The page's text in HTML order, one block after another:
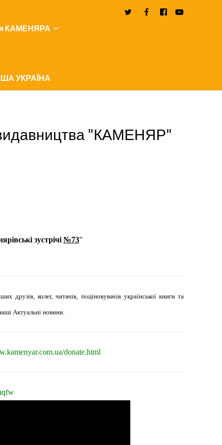
КАМЕНЯРА
УКРАЇНА
видавництва "КАМЕНЯР"
зустрічі №73"
друзів, колег, читачів, поціновувачів української книги та
Актуальні новини.
donate.html